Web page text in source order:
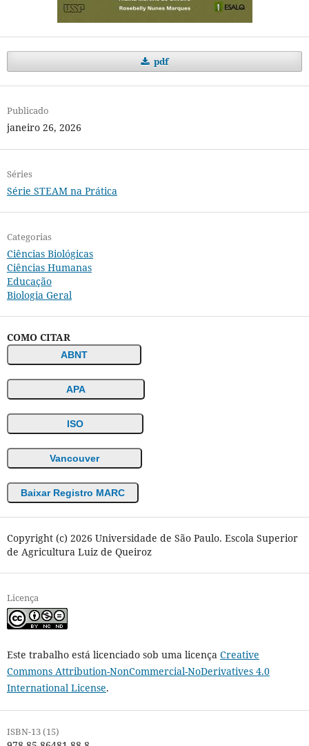
pdf
Publicado
janeiro 26, 2026
Séries
Série STEAM na Prática
Categorias
Ciências Biológicas
Ciências Humanas
Educação
Biologia Geral
COMO CITAR
ABNT
APA
ISO
Vancouver
Baixar Registro MARC
Copyright (c) 2026 Universidade de São Paulo. Escola Superior
de Agricultura Luiz de Queiroz
Licença
Este trabalho está licenciado sob uma licença Creative
Commons Attribution-NonCommercial-NoDerivatives 4.0
International License.
ISBN-13 (15)